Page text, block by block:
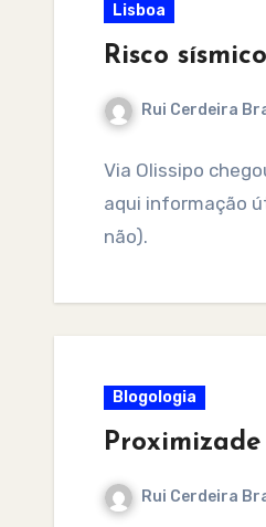
Lisboa
Risco
Rui Cerdeira
Via Olissipo
aqui informação
não).
Blogologia
Proximizade
Rui Cerdeira